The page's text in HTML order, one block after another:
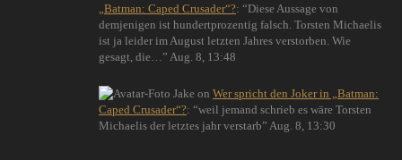
„Batman: Caped Crusader“?: “Diese Aussage von
demjenigen ist hundertprozentig falsch. Torsten Michaelis
ist ja leider im August letzten Jahres verstorben. Wie
gesagt, die… ” Aug. 8, 13:48
Jake on Wer spricht den Joker in „Batman:
Caped Crusader“?: “weil jemand schrieb es wäre Torsten
Michaelis der letztes jahr verstarb” Aug. 8, 13:30